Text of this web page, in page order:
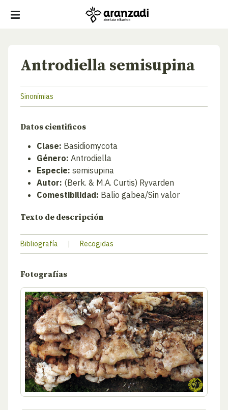
Antrodiella semisupina
Sinonímias
Datos cientificos
Clase: Basidiomycota
Género: Antrodiella
Especie: semisupina
Autor: (Berk. & M.A. Curtis) Ryvarden
Comestibilidad: Balio gabea/Sin valor
Texto de descripción
Bibliografía | Recogidas
Fotografías